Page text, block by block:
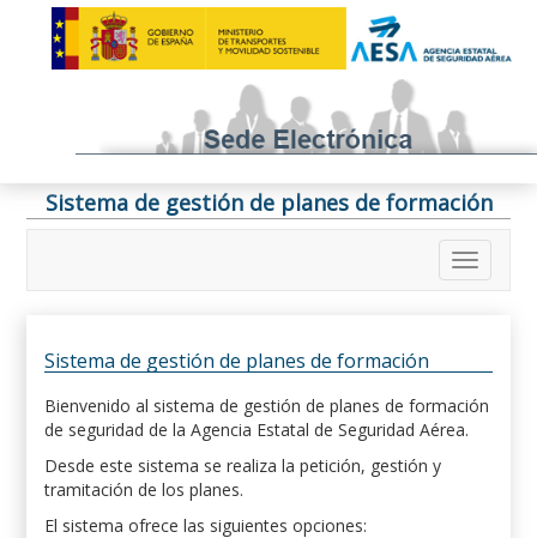
Sistema de gestión de planes de formación
Sistema de gestión de planes de formación
Bienvenido al sistema de gestión de planes de formación
de seguridad de la Agencia Estatal de Seguridad Aérea.
Desde este sistema se realiza la petición, gestión y
tramitación de los planes.
El sistema ofrece las siguientes opciones: